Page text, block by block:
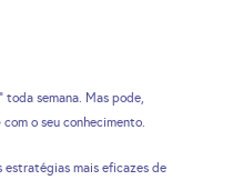
toda semana. Mas pode,
com o seu conhecimento.
estratégias mais eficazes de